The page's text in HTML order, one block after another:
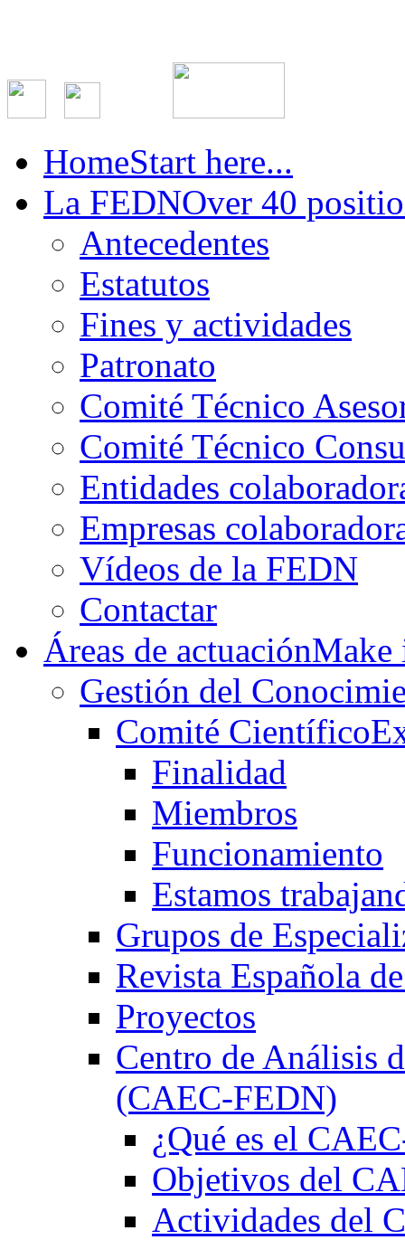
HomeStart here...
La FEDNOver 40
Antecedentes
Estatutos
Fines y actividades
Patronato
Comité Técnico
Comité Técnico
Entidades
Empresas
Vídeos de la FEDN
Contactar
Áreas de actuación
Gestión del
Comité Científico
Finalidad
Miembros
Funcionamiento
Estamos
Grupos de
Revista Española
Proyectos
Centro de Análisis
(CAEC-FEDN)
¿Qué es el
Objetivos del
Actividades del